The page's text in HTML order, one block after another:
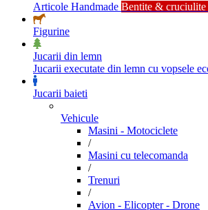
Articole Handmade Bentite &
Figurine
Jucarii din lemn
Jucarii executate din lemn cu vopsele
Jucarii baieti
Vehicule
Masini - Motociclete
/
Masini cu telecomanda
/
Trenuri
/
Avion - Elicopter - Drone